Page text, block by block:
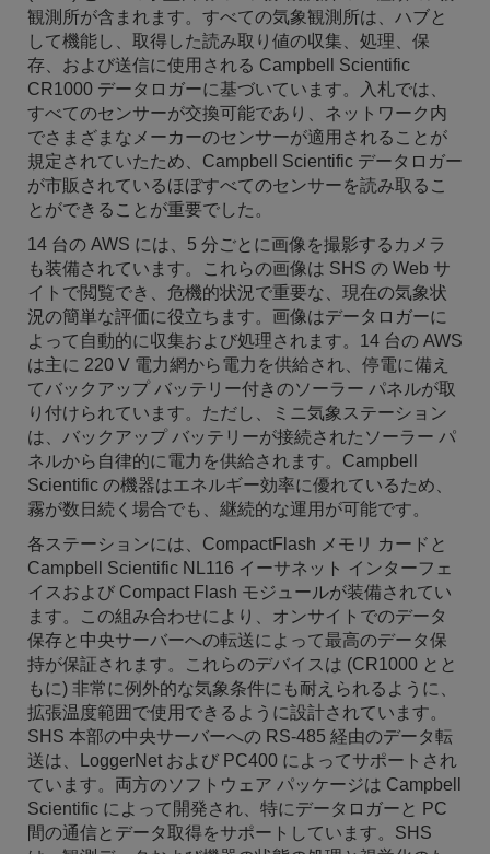
観測所が含まれます。すべての気象観測所は、ハブと
して機能し、取得した読み取り値の収集、処理、保
存、および送信に使用される Campbell Scientific
CR1000 データロガーに基づいています。入札では、
すべてのセンサーが交換可能であり、ネットワーク内
でさまざまなメーカーのセンサーが適用されることが
規定されていたため、Campbell Scientific データロガー
が市販されているほぼすべてのセンサーを読み取るこ
とができることが重要でした。
14 台の AWS には、5 分ごとに画像を撮影するカメラ
も装備されています。これらの画像は SHS の Web サ
イトで閲覧でき、危機的状況で重要な、現在の気象状
況の簡単な評価に役立ちます。画像はデータロガーに
よって自動的に収集および処理されます。14 台の AWS
は主に 220 V 電力網から電力を供給され、停電に備え
てバックアップ バッテリー付きのソーラー パネルが取
り付けられています。ただし、ミニ気象ステーション
は、バックアップ バッテリーが接続されたソーラー パ
ネルから自律的に電力を供給されます。Campbell
Scientific の機器はエネルギー効率に優れているため、
霧が数日続く場合でも、継続的な運用が可能です。
各ステーションには、CompactFlash メモリ カードと
Campbell Scientific NL116 イーサネット インターフェ
イスおよび Compact Flash モジュールが装備されてい
ます。この組み合わせにより、オンサイトでのデータ
保存と中央サーバーへの転送によって最高のデータ保
持が保証されます。これらのデバイスは (CR1000 とと
もに) 非常に例外的な気象条件にも耐えられるように、
拡張温度範囲で使用できるように設計されています。
SHS 本部の中央サーバーへの RS-485 経由のデータ転
送は、LoggerNet および PC400 によってサポートされ
ています。両方のソフトウェア パッケージは Campbell
Scientific によって開発され、特にデータロガーと PC
間の通信とデータ取得をサポートしています。SHS